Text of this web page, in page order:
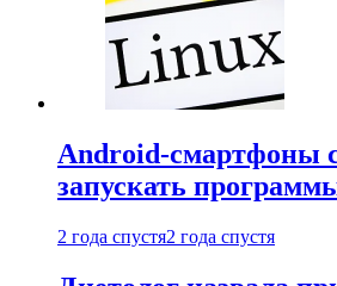
Android-смартфоны
запускать
2 года спустя2 года спустя